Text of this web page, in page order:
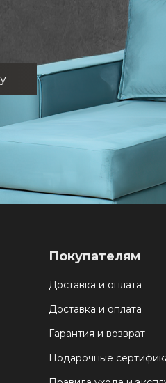
Покупателям
Доставка и оплата
Доставка и оплата
Гарантия и возврат
Подарочные